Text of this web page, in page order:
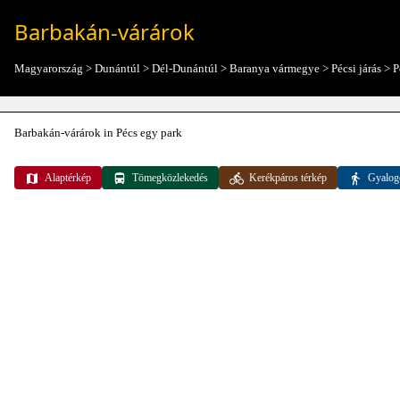
Barbakán-várárok
Magyarország > Dunántúl > Dél-Dunántúl > Baranya vármegye > Pécsi járás >
Barbakán-várárok in Pécs egy park
Alaptérkép Tömegközlekedés Kerékpáros térkép